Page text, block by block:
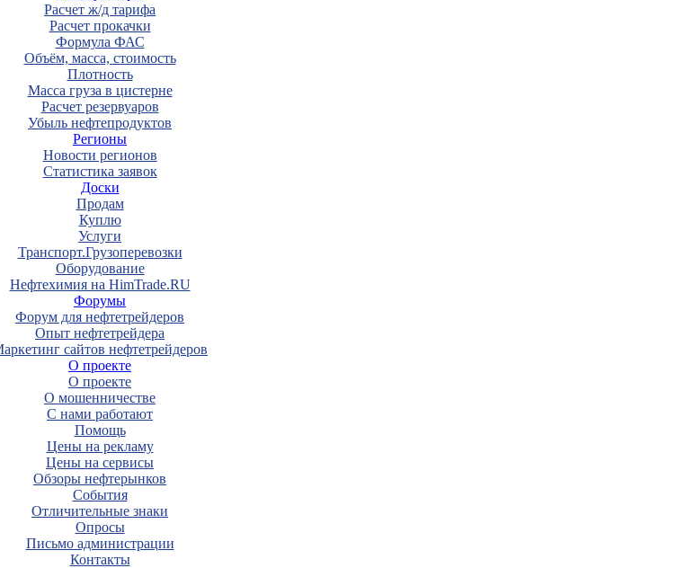
Расчет ж/д тарифа
Расчет прокачки
Формула ФАС
Объём, масса, стоимость
Плотность
Масса груза в цистерне
Расчет резервуаров
Убыль нефтепродуктов
Регионы
Новости регионов
Статистика заявок
Доски
Продам
Куплю
Услуги
Транспорт.Грузоперевозки
Оборудование
Нефтехимия на HimTrade.RU
Форумы
Форум для нефтетрейдеров
Опыт нефтетрейдера
сайтов нефтетрейдеров
О проекте
О проекте
О мошенничестве
С нами работают
Помощь
Цены на рекламу
Цены на сервисы
Обзоры нефтерынков
События
Отличительные знаки
Опросы
Письмо администрации
Контакты